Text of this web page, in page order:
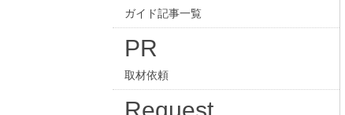
ガイド記事一覧
PR
取材依頼